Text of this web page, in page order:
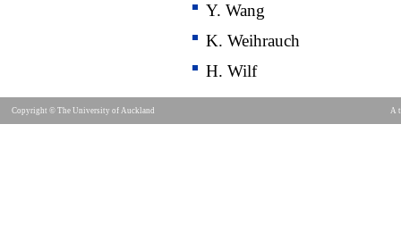
Y. Wang
K. Weihrauch
H. Wilf
Copyright © The University of Auckland A